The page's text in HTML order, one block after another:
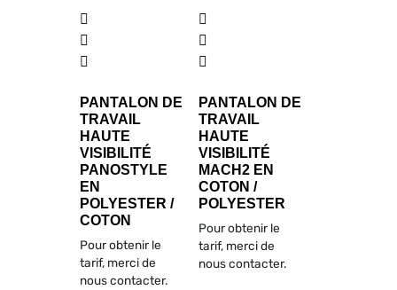
PANTALON DE
TRAVAIL
HAUTE
VISIBILITÉ
PANOSTYLE
EN
POLYESTER /
COTON
Pour obtenir le
tarif, merci de
nous contacter.
PANTALON DE
TRAVAIL
HAUTE
VISIBILITÉ
MACH2 EN
COTON /
POLYESTER
Pour obtenir le
tarif, merci de
nous contacter.